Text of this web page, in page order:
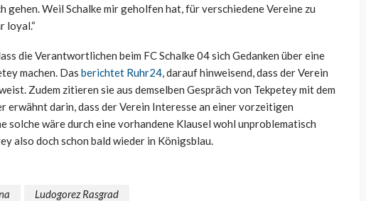
gehen. Weil Schalke mir geholfen hat, für verschiedene Vereine zu
loyal.“
die Verantwortlichen beim FC Schalke 04 sich Gedanken über eine
machen. Das berichtet Ruhr24, darauf hinweisend, dass der Verein
Zudem zitieren sie aus demselben Gespräch von Tekpetey mit dem
erwähnt darin, dass der Verein Interesse an einer vorzeitigen
solche wäre durch eine vorhandene Klausel wohl unproblematisch
also doch schon bald wieder in Königsblau.
Ludogorez Rasgrad